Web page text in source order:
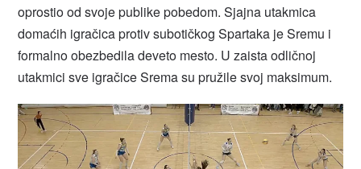
oprostio od svoje publike pobedom. Sjajna utakmica
domaćih igračica protiv subotičkog Spartaka je Sremu i
formalno obezbedila deveto mesto. U zaista odličnoj
utakmici sve igračice Srema su pružile svoj maksimum.